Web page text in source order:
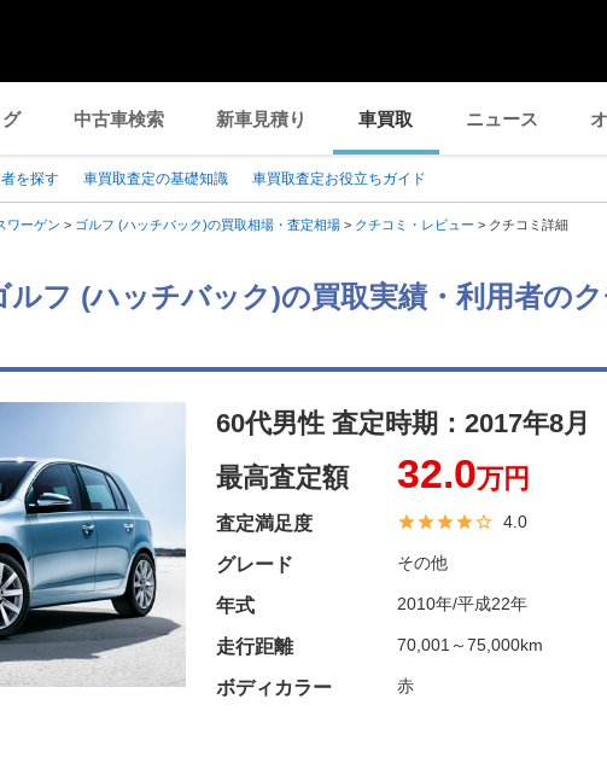
中古車検索 新車見積り 車買取 ニュース
を探す 車買取査定の基礎知識 車買取査定お役立ちガイド
ワーゲン > ゴルフ (ハッチバック)の買取相場・査定相場 > クチコミ・レビュー > クチコミ詳細
フ (ハッチバック)の買取実績・利用者の
60代男性 査定時期： 2017年8月
最高査定額
32.0万円
査定満足度 4.0
グレード その他
年式 2010年/平成22年
走行距離 70,001～75,000km
ボディカラー 赤